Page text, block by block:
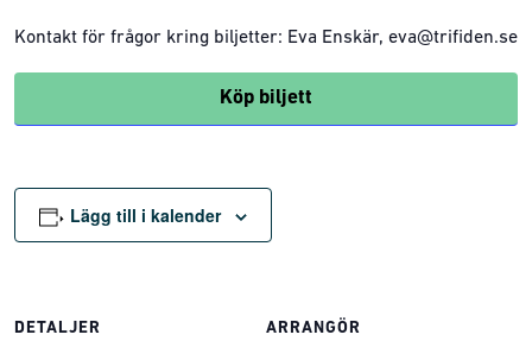
Kontakt för frågor kring biljetter: Eva Enskär, eva@trifiden.se
Köp biljett
Lägg till i kalender
DETALJER ARRANGÖR